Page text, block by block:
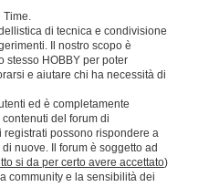
Time.
di tecnica e condivisione
Il nostro scopo è
stesso HOBBY per poter
e aiutare chi ha necessità di
ed è completamente
del forum di
possono rispondere a
nuove. Il forum è soggetto ad
si da per certo avere accettato)
community e la sensibilità dei